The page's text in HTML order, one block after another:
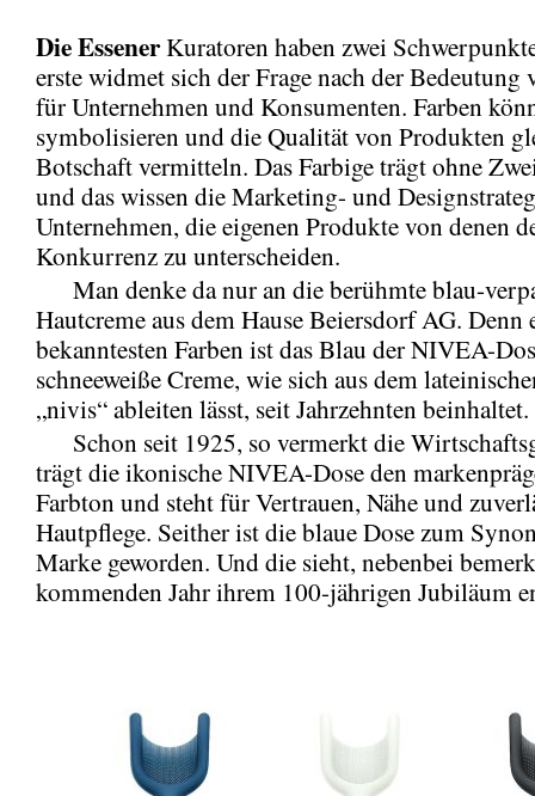
Die EssenerKuratoren haben zwei
erste widmet sich der Frage nach der Bedeutung
für Unternehmen und Konsumenten. Farben
symbolisieren und die Qualität von Produkten
Botschaft vermitteln. Das Farbige trägt ohne
und das wissen die Marketing- und
Unternehmen, die eigenen Produkte von denen
Konkurrenz zu unterscheiden.
Man denke da nur an die berühmte blau-
Hautcreme aus dem Hause Beiersdorf AG. Denn
bekanntesten Farben ist das Blau der NIVEA-
schneeweiße Creme, wie sich aus dem
„nivis“ ableiten lässt, seit Jahrzehnten beinhaltet.
Schon seit 1925, so vermerkt die
trägt die ikonische NIVEA-Dose den
Farbton und steht für Vertrauen, Nähe und
Hautpflege. Seither ist die blaue Dose zum
Marke geworden. Und die sieht, nebenbei
kommenden Jahr ihrem 100-jährigen Jubiläum